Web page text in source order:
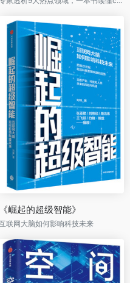
《崛起的超级智能》
联网大脑如何影响科技未来